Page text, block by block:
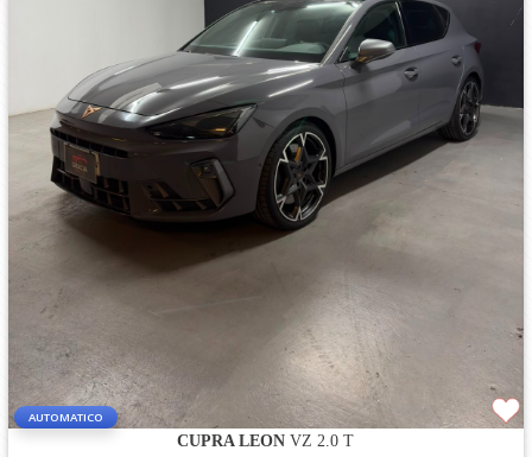
AUTOMATICO
CUPRA LEON VZ 2.0 T